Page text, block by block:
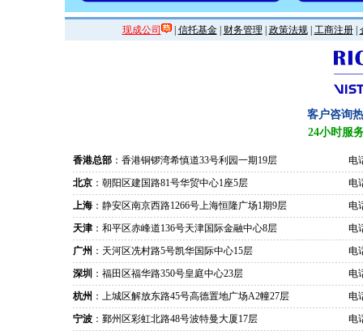
现成公司 | 信托基金| 财务管理 政策法规| 工商注册|
客户咨询
24小时服
香港总部 ：香港铜锣湾希慎道33号利园一期19层
电
北京 ：朝阳区建国路81号华贸中心1座5层
电
上海 ：静安区南京西路1266号上海恒隆广场1期9层
电
天津 ：和平区赤峰道136号天津国际金融中心8层
电
广州 ：天河区冼村路5号凯华国际中心15层
电
深圳 ：福田区福华路350号皇庭中心23层
电
杭州 ：上城区解放东路45号高德置地广场A2幢27层
电
宁波 ：鄞州区彩虹北路48号波特曼大厦17层
电